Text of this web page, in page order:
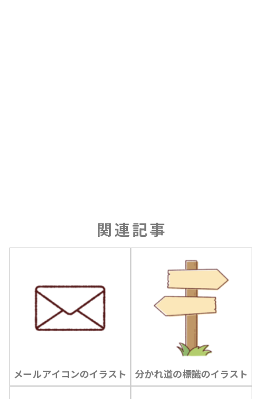
関連記事
メールアイコンのイラスト 分かれ道の標識のイラスト